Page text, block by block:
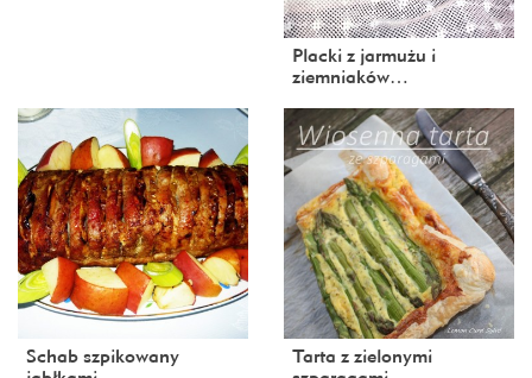
Placki z jarmużu i
ziemniaków…
Schab szpikowany
Tarta z zielonymi